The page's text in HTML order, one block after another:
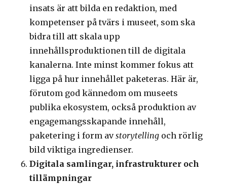
insats är att bilda en redaktion, med
kompetenser på tvärs i museet, som ska
bidra till att skala upp
innehållsproduktionen till de digitala
kanalerna. Inte minst kommer fokus att
ligga på hur innehållet paketeras. Här är,
förutom god kännedom om museets
publika ekosystem, också produktion av
engagemangsskapande innehåll,
paketering i form avstorytelling och rörlig
bild viktiga ingredienser.
Digitala samlingar, infrastrukturer och
tillämpningar